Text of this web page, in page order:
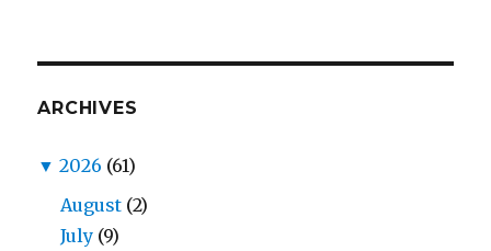
ARCHIVES
▼ 2026 (61)
August (2)
July (9)